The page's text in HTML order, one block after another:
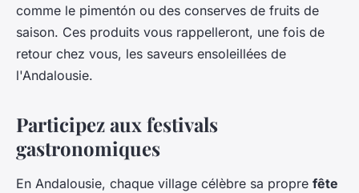
comme le pimentón ou des conserves de fruits de
saison. Ces produits vous rappelleront, une fois de
retour chez vous, les saveurs ensoleillées de
l'Andalousie.
Participez aux festivals
gastronomiques
En Andalousie, chaque village célèbre sa propre fête